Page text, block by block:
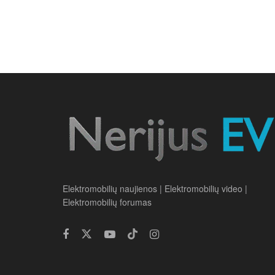
Elektromobilių naujienos | Elektromobilių video |
Elektromobilių forumas